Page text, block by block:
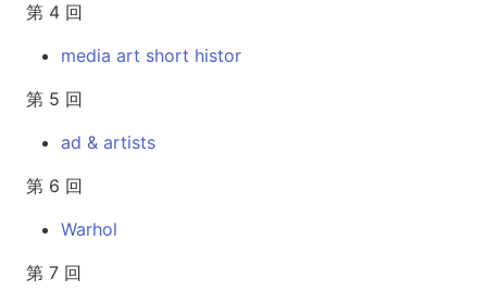
第 4 回
media art short histor
第 5 回
ad & artists
第 6 回
Warhol
第 7 回